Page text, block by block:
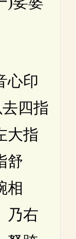
印
四指
大指
舒
相
乃右